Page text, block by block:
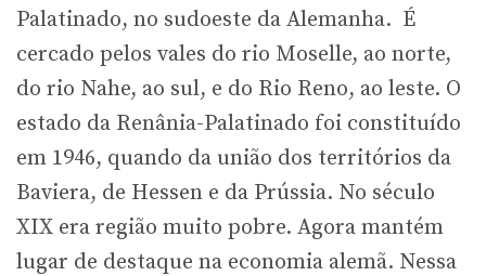
Palatinado, no sudoeste da Alemanha. É
cercado pelos vales do rio Moselle, ao norte,
do rio Nahe, ao sul, e do Rio Reno, ao leste. O
estado da Renânia-Palatinado foi constituído
em 1946, quando da união dos territórios da
Baviera, de Hessen e da Prússia. No século
XIX era região muito pobre. Agora mantém
lugar de destaque na economia alemã. Nessa